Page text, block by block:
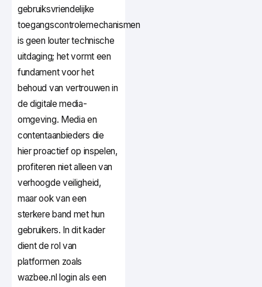
gebruiksvriendelijke
toegangscontrolemechanismen
is geen louter technische
uitdaging; het vormt een
fundament voor het
behoud van vertrouwen in
de digitale media-
omgeving. Media en
contentaanbieders die
hier proactief op inspelen,
profiteren niet alleen van
verhoogde veiligheid,
maar ook van een
sterkere band met hun
gebruikers. In dit kader
dient de rol van
platformen zoals
wazbee.nl login als een